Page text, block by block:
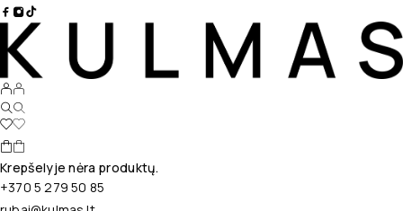
Krepšelyje nėra produktų.
+370 5 279 50 85